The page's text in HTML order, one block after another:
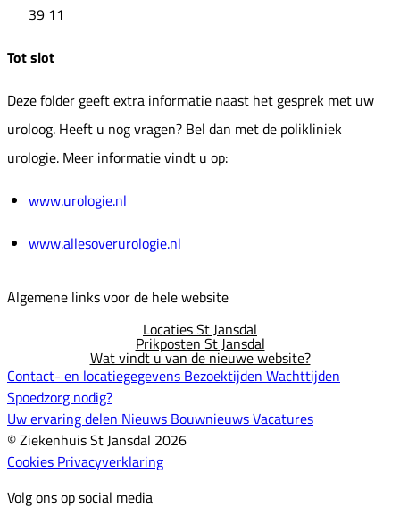
39 11
Tot slot
Deze folder geeft extra informatie naast het gesprek met uw
uroloog. Heeft u nog vragen? Bel dan met de polikliniek
urologie. Meer informatie vindt u op:
www.urologie.nl
www.allesoverurologie.nl
Algemene links voor de hele website
Locaties St Jansdal
Prikposten St Jansdal
Wat vindt u van de nieuwe website?
Contact- en locatiegegevens Bezoektijden Wachttijden
Spoedzorg nodig?
Uw ervaring delen Nieuws BouwnieuwsVacatures
© Ziekenhuis St Jansdal 2026
Cookies Privacyverklaring
Volg ons op social media